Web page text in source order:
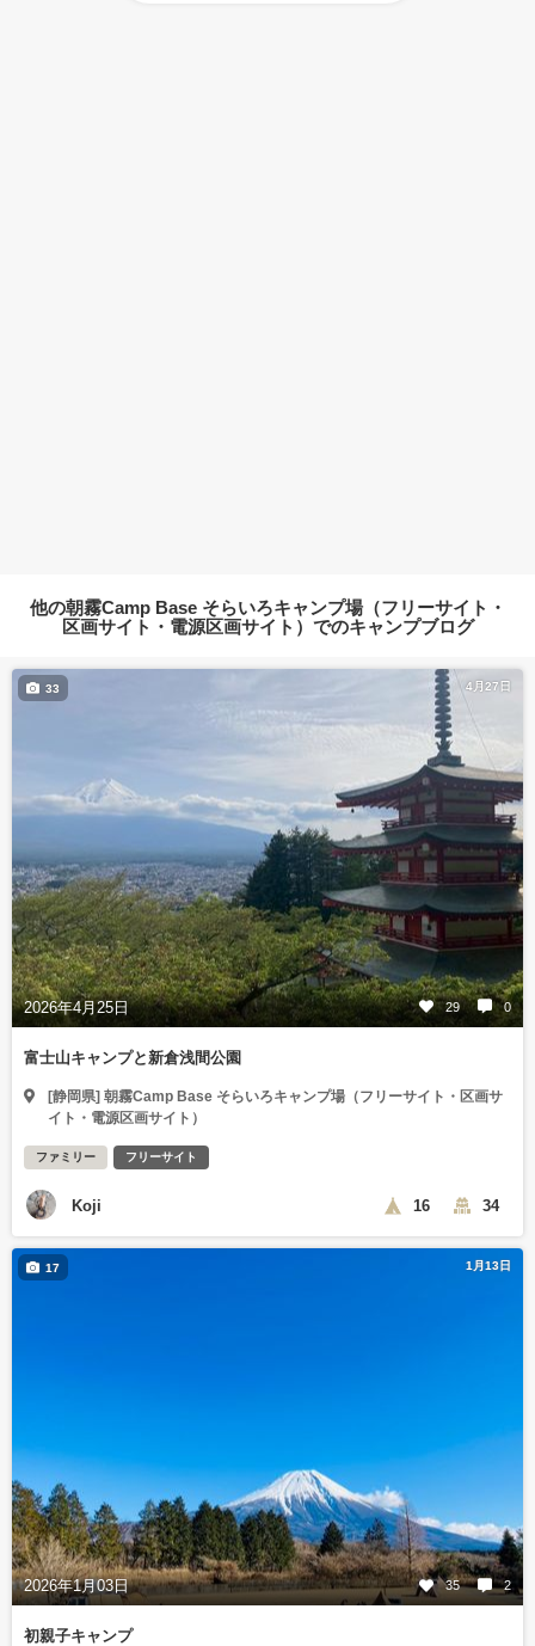
他の朝霧Camp Base そらいろキャンプ場（フリーサイト・
区画サイト・電源区画サイト）でのキャンプブログ
4月27日
2026年4月25日 29 0
33
富士山キャンプと新倉浅間公園
[静岡県] 朝霧Camp Base そらいろキャンプ場（フリーサイト・区画サ
イト・電源区画サイト）
ファミリー フリーサイト
Koji 16 34
1月13日
2026年1月03日 35 2
17
初親子キャンプ